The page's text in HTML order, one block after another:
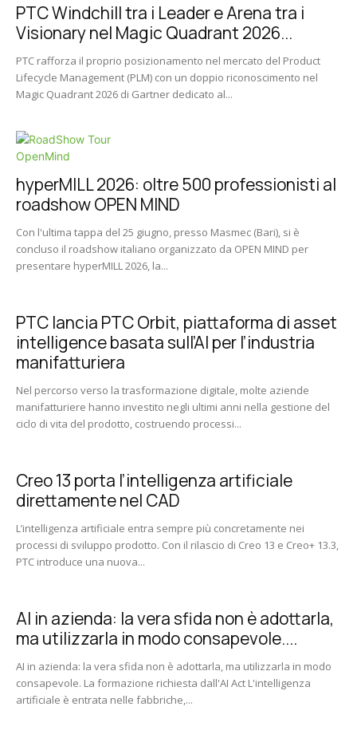
PTC Windchill tra i Leader e Arena tra i
Visionary nel Magic Quadrant 2026...
PTC rafforza il proprio posizionamento nel mercato del Product
Lifecycle Management (PLM) con un doppio riconoscimento nel
Magic Quadrant 2026 di Gartner dedicato al...
hyperMILL 2026: oltre 500 professionisti al
roadshow OPEN MIND
Con l'ultima tappa del 25 giugno, presso Masmec (Bari), si è
concluso il roadshow italiano organizzato da OPEN MIND per
presentare hyperMILL 2026, la...
PTC lancia PTC Orbit, piattaforma di asset
intelligence basata sull’AI per l’industria
manifatturiera
Nel percorso verso la trasformazione digitale, molte aziende
manifatturiere hanno investito negli ultimi anni nella gestione del
ciclo di vita del prodotto, costruendo processi...
Creo 13 porta l’intelligenza artificiale
direttamente nel CAD
L’intelligenza artificiale entra sempre più concretamente nei
processi di sviluppo prodotto. Con il rilascio di Creo 13 e Creo+ 13.3,
PTC introduce una nuova...
AI in azienda: la vera sfida non è adottarla,
ma utilizzarla in modo consapevole....
AI in azienda: la vera sfida non è adottarla, ma utilizzarla in modo
consapevole. La formazione richiesta dall'AI Act L'intelligenza
artificiale è entrata nelle fabbriche,...